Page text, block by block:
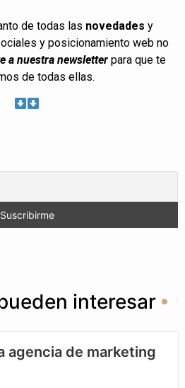
de todas las novedades y
y posicionamiento web no
a nuestra newsletterpara que te
de todas ellas.
interesar
agencia de marketing